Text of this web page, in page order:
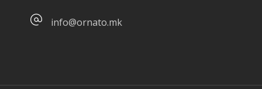
info@ornato.mk